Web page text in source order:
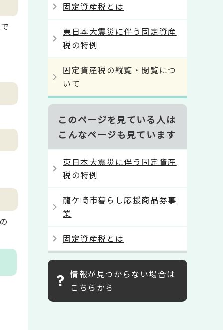
固定資産税とは
東日本大震災に伴う固定資産
税の特例
固定資産税の縦覧・閲覧につ
いて
このページを見ている人は
こんなページも見ています
東日本大震災に伴う固定資産
税の特例
龍ケ崎市暮らし応援商品券事
業
固定資産税とは
情報が見つからない場合は
こちらから